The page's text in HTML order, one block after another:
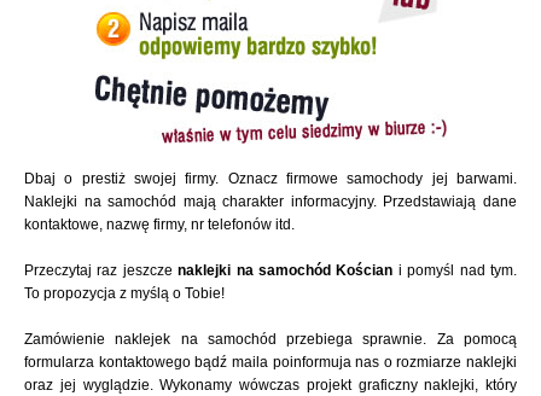
Dbaj o prestiż swojej firmy. Oznacz firmowe samochody jej barwami.
Naklejki na samochód mają charakter informacyjny. Przedstawiają dane
kontaktowe, nazwę firmy, nr telefonów itd.
Przeczytaj raz jeszczenaklejki na samochód Kościan i pomyśl nad tym.
To propozycja z myślą o Tobie!
Zamówienie naklejek na samochód przebiega sprawnie. Za pomocą
formularza kontaktowego bądź maila poinformuja nas o rozmiarze naklejki
oraz jej wyglądzie. Wykonamy wówczas projekt graficzny naklejki, który